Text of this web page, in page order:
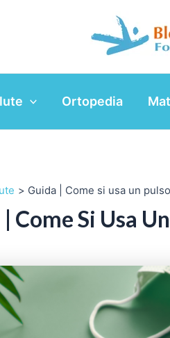
Ortopedia
Guida | Come si usa un
Come Si Usa